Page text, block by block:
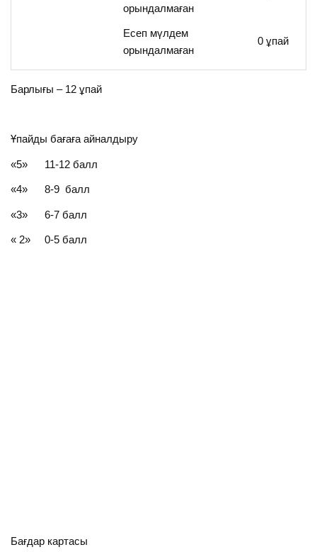
орындалмаған
Есеп мүлдем
орындалмаған
0 ұпай
Барлығы – 12 ұпай
Ұпайды бағаға айналдыру
«5» 11-12 балл
«4» 8-9 балл
«3» 6-7 балл
« 2» 0-5 балл
Бағдар картасы